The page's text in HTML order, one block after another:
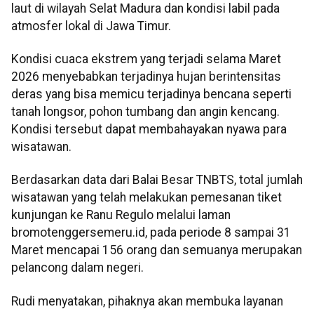
laut di wilayah Selat Madura dan kondisi labil pada
atmosfer lokal di Jawa Timur.
Kondisi cuaca ekstrem yang terjadi selama Maret
2026 menyebabkan terjadinya hujan berintensitas
deras yang bisa memicu terjadinya bencana seperti
tanah longsor, pohon tumbang dan angin kencang.
Kondisi tersebut dapat membahayakan nyawa para
wisatawan.
Berdasarkan data dari Balai Besar TNBTS, total jumlah
wisatawan yang telah melakukan pemesanan tiket
kunjungan ke Ranu Regulo melalui laman
bromotenggersemeru.id, pada periode 8 sampai 31
Maret mencapai 156 orang dan semuanya merupakan
pelancong dalam negeri.
Rudi menyatakan, pihaknya akan membuka layanan